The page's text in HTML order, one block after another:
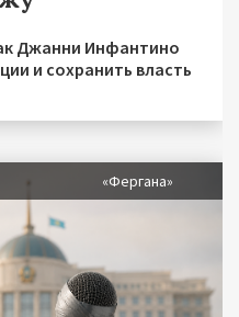
Джанни Инфантино
и сохранить власть
«Фергана»